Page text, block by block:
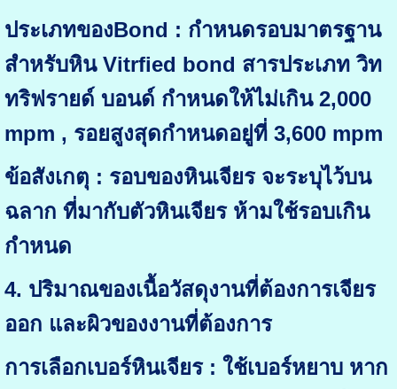
ประเภทของBond : กำหนดรอบมาตรฐาน
สำหรับหิน Vitrfied bond สารประเภท วิท
ทริฟรายด์ บอนด์ กำหนดให้ไม่เกิน 2,000
mpm , รอยสูงสุดกำหนดอยู่ที่ 3,600 mpm
ข้อสังเกตุ : รอบของหินเจียร จะระบุไว้บน
ฉลาก ที่มากับตัวหินเจียร ห้ามใช้รอบเกิน
กำหนด
4. ปริมาณของเนื้อวัสดุงานที่ต้องการเจียร
ออก และผิวของงานที่ต้องการ
การเลือกเบอร์หินเจียร : ใช้เบอร์หยาบ หาก